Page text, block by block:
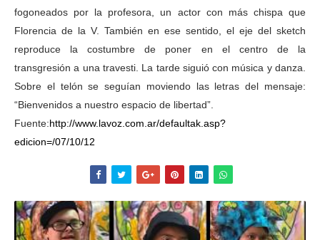
fogoneados por la profesora, un actor con más chispa que
Florencia de la V. También en ese sentido, el eje del sketch
reproduce la costumbre de poner en el centro de la
transgresión a una travesti. La tarde siguió con música y danza.
Sobre el telón se seguían moviendo las letras del mensaje:
“Bienvenidos a nuestro espacio de libertad”.
Fuente:http://www.lavoz.com.ar/defaultak.asp?
edicion=/07/10/12